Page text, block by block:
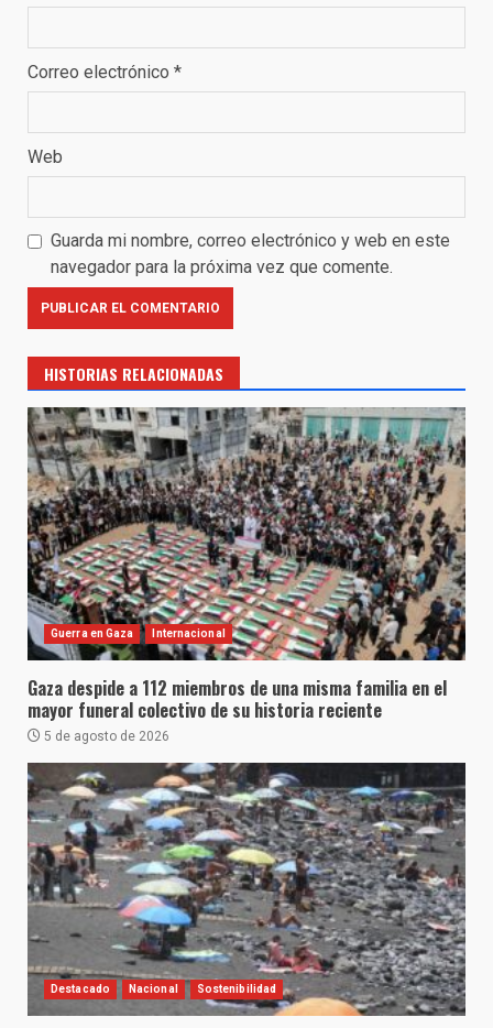
Correo electrónico *
Web
Guarda mi nombre, correo electrónico y web en este
navegador para la próxima vez que comente.
HISTORIAS RELACIONADAS
Guerra en Gaza Internacional
Gaza despide a 112 miembros de una misma familia en el
mayor funeral colectivo de su historia reciente
5 de agosto de 2026
Destacado Nacional Sostenibilidad